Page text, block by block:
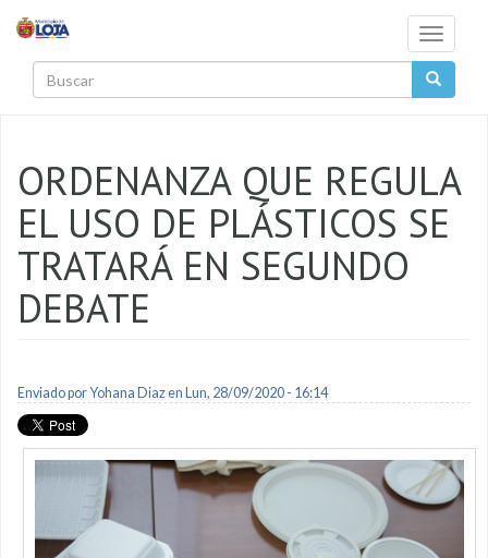
Toggle
ORDENANZA QUE REGULA
EL USO DE PLÁSTICOS SE
TRATARÁ EN SEGUNDO
DEBATE
Enviado porYohana Diazen Lun, 28/09/2020 - 16:14